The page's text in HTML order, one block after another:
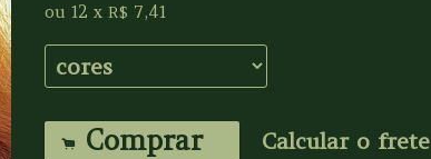
ou 12 x R$ 7,41
. Comprar Calcular o frete